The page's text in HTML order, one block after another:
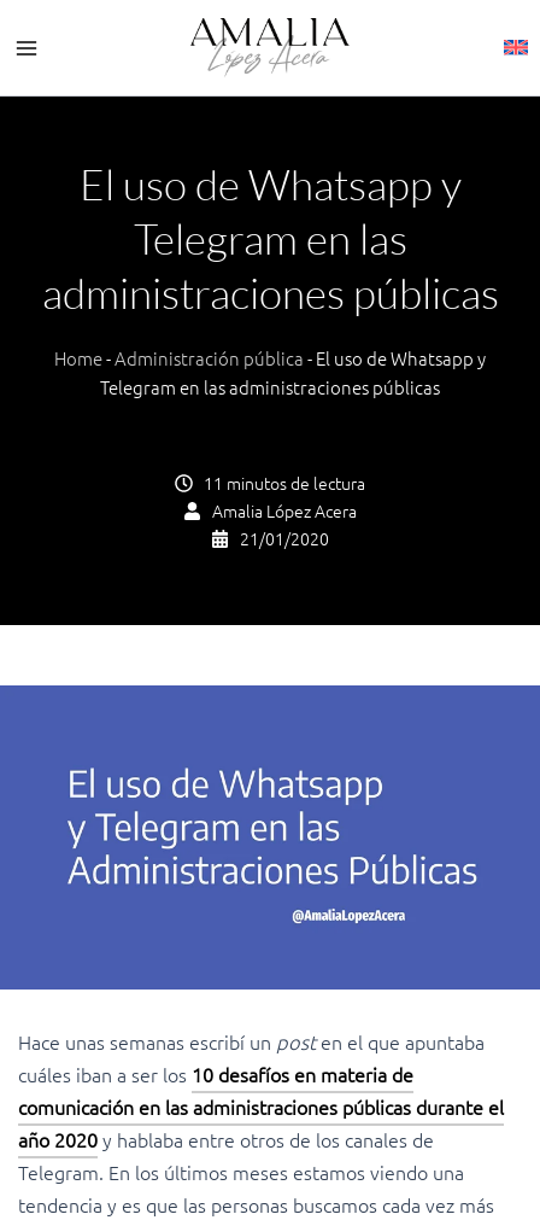
El uso de Whatsapp y
Telegram en las
administraciones públicas
Home-Administración pública-El uso de Whatsapp y
Telegram en las administraciones públicas
11 minutos de lectura
Amalia López Acera
21/01/2020
Hace unas semanas escribí un posten el que apuntaba
cuáles iban a ser los 10 desafíos en materia de
comunicación en las administraciones públicas durante el
año 2020y hablaba entre otros de los canales de
Telegram. En los últimos meses estamos viendo una
tendencia y es que las personas buscamos cada vez más